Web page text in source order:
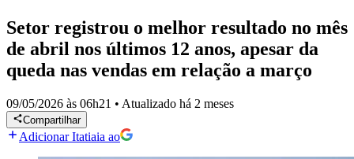
Setor registrou o melhor resultado no mês
de abril nos últimos 12 anos, apesar da
queda nas vendas em relação a março
09/05/2026 às 06h21 • Atualizado há 2 meses
Compartilhar
Adicionar Itatiaia ao